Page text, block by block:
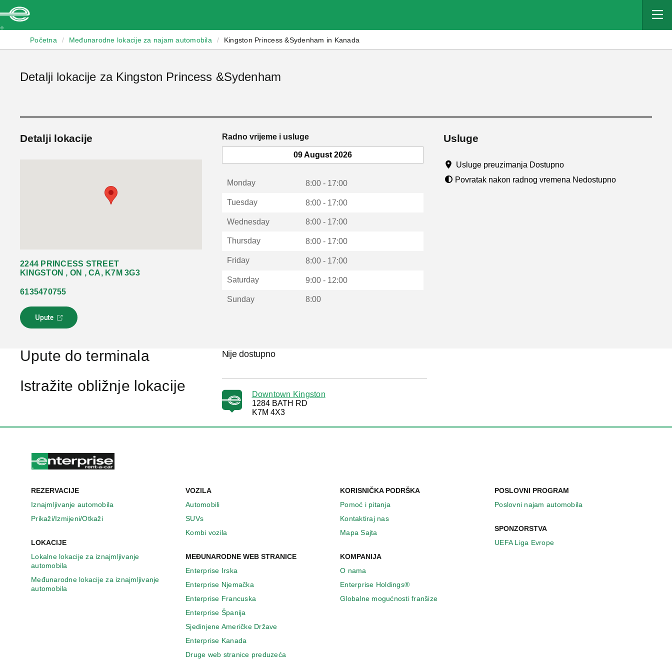
Početna / Međunarodne lokacije za najam automobila / Kingston Princess &Sydenham in Kanada
Detalji lokacije za Kingston Princess &Sydenham
Detalji lokacije
2244 PRINCESS STREET
KINGSTON , ON , CA, K7M 3G3
6135470755
Upute
L
i
s
o
t
a
o
v
m
r
o
o
u
Radno vrijeme i usluge
09 August 2026
Monday 8:00 - 17:00
Tuesday 8:00 - 17:00
Wednesday 8:00 - 17:00
Thursday 8:00 - 17:00
Friday 8:00 - 17:00
Saturday 9:00 - 12:00
Sunday 8:00
Usluge
Usluge preuzimanja Dostupno
Povratak nakon radnog vremena Nedostupno
Upute do terminala Nije dostupno
Istražite obližnje lokacije
Downtown Kingston
1284 BATH RD
K7M 4X3
REZERVACIJE
Iznajmljivanje automobila
Prikaži/Izmijeni/Otkaži
LOKACIJE
Lokalne lokacije za iznajmljivanje
automobila
Međunarodne lokacije za iznajmljivanje
automobila
VOZILA
Automobili
SUVs
Kombi vozila
MEĐUNARODNE WEB STRANICE
Enterprise Irska
Enterprise Njemačka
Enterprise Francuska
Enterprise Španija
Sjedinjene Američke Države
Enterprise Κanada
Druge web stranice preduzeća
KORISNIČKA PODRŠKA
Pomoć i pitanja
Kontaktiraj nas
Mapa Sajta
KOMPANIJA
O nama
Enterprise Holdings®
Globalne mogućnosti franšize
POSLOVNI PROGRAM
Poslovni najam automobila
SPONZORSTVA
UEFA Liga Evrope